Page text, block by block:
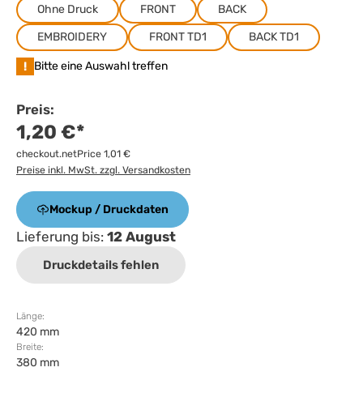
Ohne Druck FRONT
BACK
EMBROIDERY
FRONT TD1 BACK TD1
! Bitte eine Auswahl treffen
Preis:
1,20 €*
checkout.netPrice 1,01 €
Preise inkl. MwSt. zzgl. Versandkosten
Mockup / Druckdaten
Lieferung bis: 12 August
Druckdetails fehlen
Länge:
420 mm
Breite:
380 mm